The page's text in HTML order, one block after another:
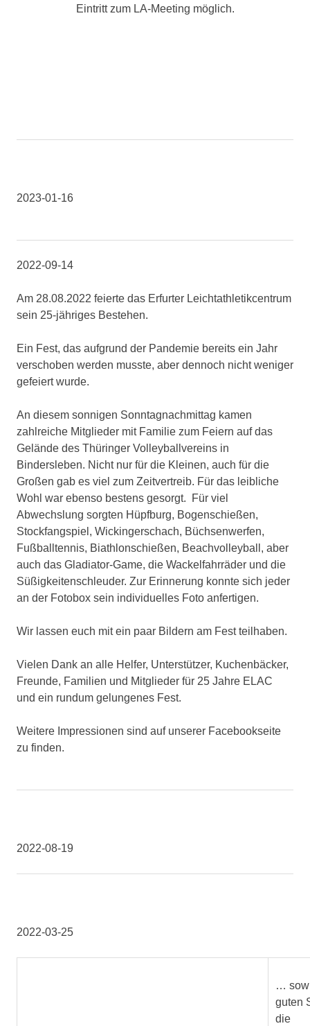
Eintritt zum LA-Meeting möglich.
2023-01-16
2022-09-14
Am 28.08.2022 feierte das Erfurter Leichtathletikcentrum
sein 25-jähriges Bestehen.
Ein Fest, das aufgrund der Pandemie bereits ein Jahr
verschoben werden musste, aber dennoch nicht weniger
gefeiert wurde.
An diesem sonnigen Sonntagnachmittag kamen
zahlreiche Mitglieder mit Familie zum Feiern auf das
Gelände des Thüringer Volleyballvereins in
Bindersleben. Nicht nur für die Kleinen, auch für die
Großen gab es viel zum Zeitvertreib. Für das leibliche
Wohl war ebenso bestens gesorgt. Für viel
Abwechslung sorgten Hüpfburg, Bogenschießen,
Stockfangspiel, Wickingerschach, Büchsenwerfen,
Fußballtennis, Biathlonschießen, Beachvolleyball, aber
auch das Gladiator-Game, die Wackelfahrräder und die
Süßigkeitenschleuder. Zur Erinnerung konnte sich jeder
an der Fotobox sein individuelles Foto anfertigen.
Wir lassen euch mit ein paar Bildern am Fest teilhaben.
Vielen Dank an alle Helfer, Unterstützer, Kuchenbäcker,
Freunde, Familien und Mitglieder für 25 Jahre ELAC
und ein rundum gelungenes Fest.
Weitere Impressionen sind auf unserer Facebookseite
zu finden.
2022-08-19
2022-03-25
…
guten
die